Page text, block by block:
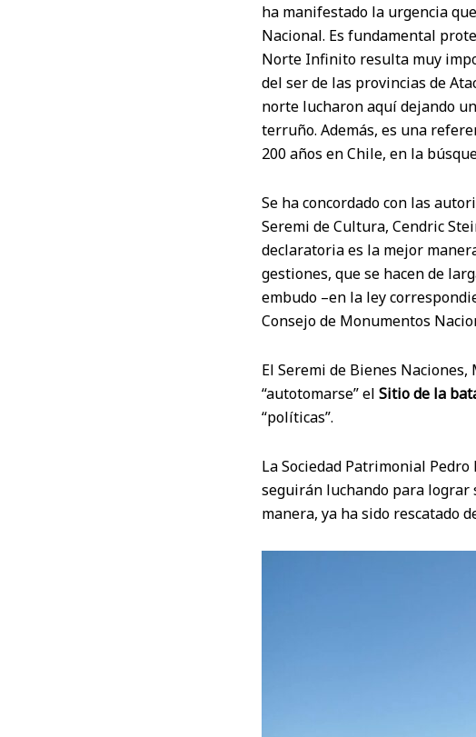
ha manifestado la urgencia
Nacional. Es fundamental
Norte Infinito resulta muy
del ser de las provincias de
norte lucharon aquí dejando
terruño. Además, es una
200 años en Chile, en la
Se ha concordado con las
Seremi de Cultura, Cendric
declaratoria es la mejor
gestiones, que se hacen de
embudo –en la ley
Consejo de Monumentos
El Seremi de Bienes
“autotomarse” el Sitio de la
“políticas”.
La Sociedad Patrimonial
seguirán luchando para lograr
manera, ya ha sido rescatado